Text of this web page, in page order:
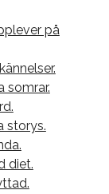
på
somrar.
storys.
diet.